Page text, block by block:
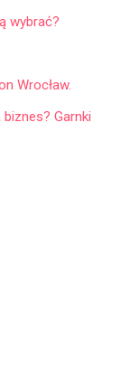
wybrać?
Wrocław.
Garnki